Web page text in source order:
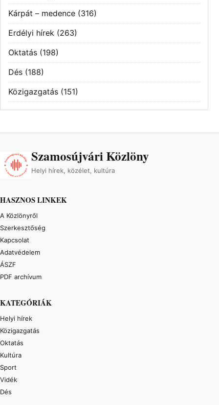
Kárpát – medence (316)
Erdélyi hírek (263)
Oktatás (198)
Dés (188)
Közigazgatás (151)
Szamosújvári Közlöny
Helyi hírek, közélet, kultúra
HASZNOS LINKEK
A Közlönyről
Szerkesztőség
Kapcsolat
Adatvédelem
ÁSZF
PDF archívum
KATEGÓRIÁK
Helyi hírek
Közigazgatás
Oktatás
Kultúra
Sport
Vidék
Dés